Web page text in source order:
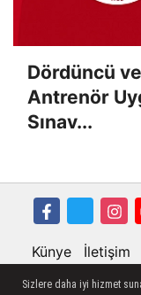
Dördüncü
Antrenör
Sınav...
Künye İletişim
Sizlere daha iyi hizmet